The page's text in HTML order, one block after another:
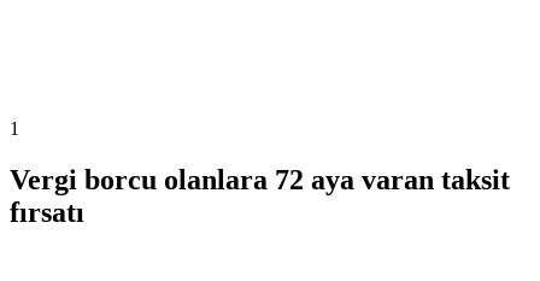
1
Vergi borcu olanlara 72 aya varan taksit
fırsatı